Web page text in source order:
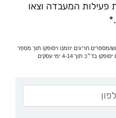
פעילות המעבדה וצאו
| משקפי שמש/מספרים חריגים יוזמנו ויסופקו תוך מספר
תוך 4-14 ימי עסקים